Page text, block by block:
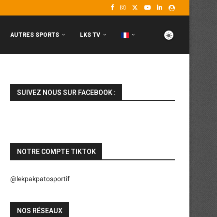
AUTRES SPORTS LKS TV
SUIVEZ NOUS SUR FACEBOOK :
NOTRE COMPTE TIKTOK
@lekpakpatosportif
NOS RÉSEAUX